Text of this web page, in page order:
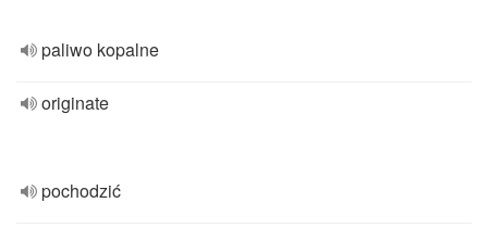
paliwo kopalne
originate
pochodzić